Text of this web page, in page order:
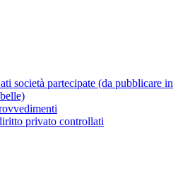
società partecipate (da pubblicare in
privato controllati